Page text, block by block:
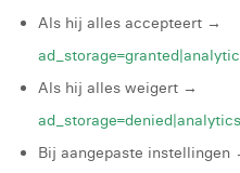
Als hij alles accepteert →
Als hij alles weigert →
Bij aangepaste instellingen